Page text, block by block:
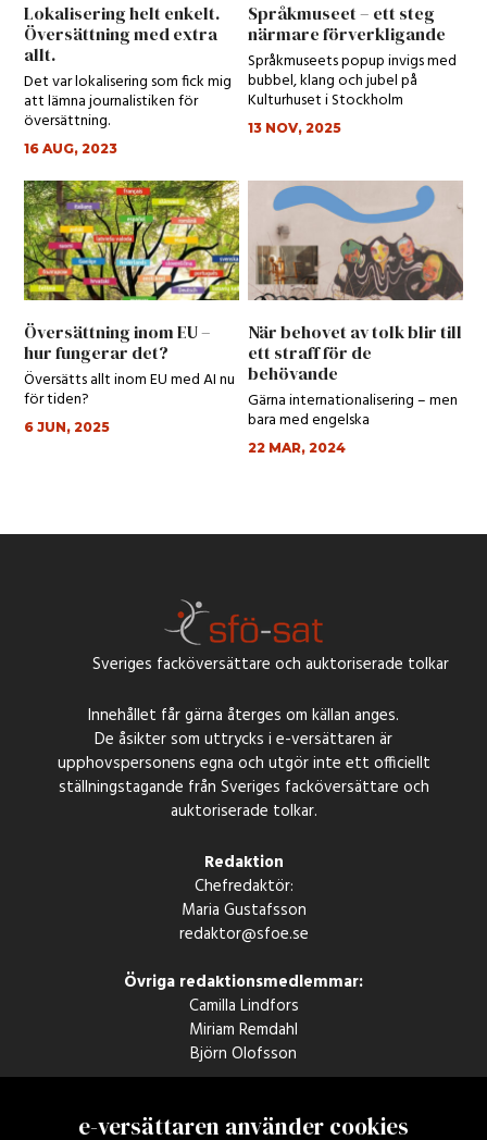
Lokalisering helt enkelt.
Översättning med extra
allt.
Det var lokalisering som fick mig
att lämna journalistiken för
översättning.
16 AUG, 2023
Språkmuseet – ett steg
närmare förverkligande
Språkmuseets popup invigs med
bubbel, klang och jubel på
Kulturhuset i Stockholm
13 NOV, 2025
Översättning inom EU –
hur fungerar det?
Översätts allt inom EU med AI nu
för tiden?
6 JUN, 2025
När behovet av tolk blir till
ett straff för de
behövande
Gärna internationalisering – men
bara med engelska
22 MAR, 2024
Sveriges facköversättare och auktoriserade tolkar
Innehållet får gärna återges om källan anges.
De åsikter som uttrycks i e-versättaren är
upphovspersonens egna och utgör inte ett officiellt
ställningstagande från Sveriges facköversättare och
auktoriserade tolkar.
Redaktion
Chefredaktör:
Maria Gustafsson
redaktor@sfoe.se
Övriga redaktionsmedlemmar:
Camilla Lindfors
Miriam Remdahl
Björn Olofsson
c/o Övre Slotts Event & Studios
e-versättaren använder cookies